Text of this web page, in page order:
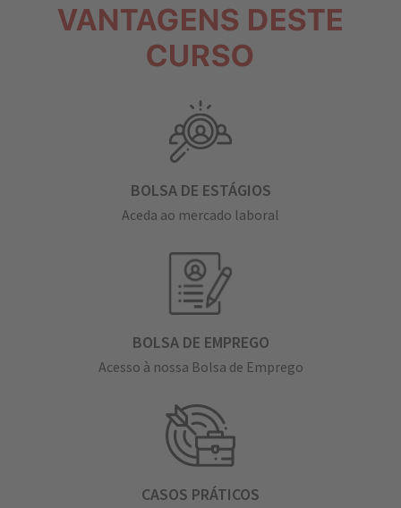
VANTAGENS DESTE
CURSO
BOLSA DE ESTÁGIOS
Aceda ao mercado laboral
BOLSA DE EMPREGO
Acesso à nossa Bolsa de Emprego
CASOS PRÁTICOS